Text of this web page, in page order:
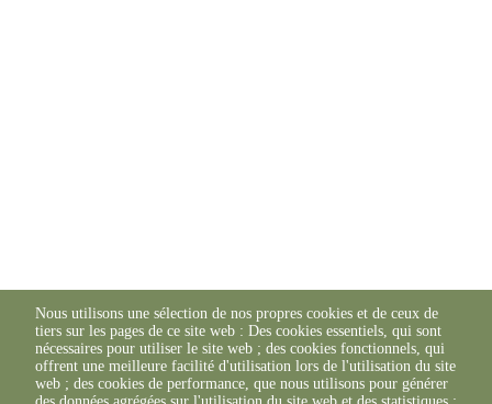
Nous utilisons une sélection de nos propres cookies et de ceux de
tiers sur les pages de ce site web : Des cookies essentiels, qui sont
nécessaires pour utiliser le site web ; des cookies fonctionnels, qui
offrent une meilleure facilité d'utilisation lors de l'utilisation du site
web ; des cookies de performance, que nous utilisons pour générer